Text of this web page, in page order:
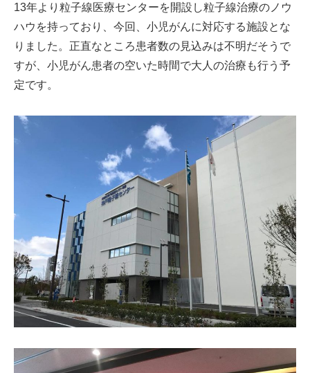
13年より粒子線医療センターを開設し粒子線治療のノウ
ハウを持っており、今回、小児がんに対応する施設とな
りました。正直なところ患者数の見込みは不明だそうで
すが、小児がん患者の空いた時間で大人の治療も行う予
定です。